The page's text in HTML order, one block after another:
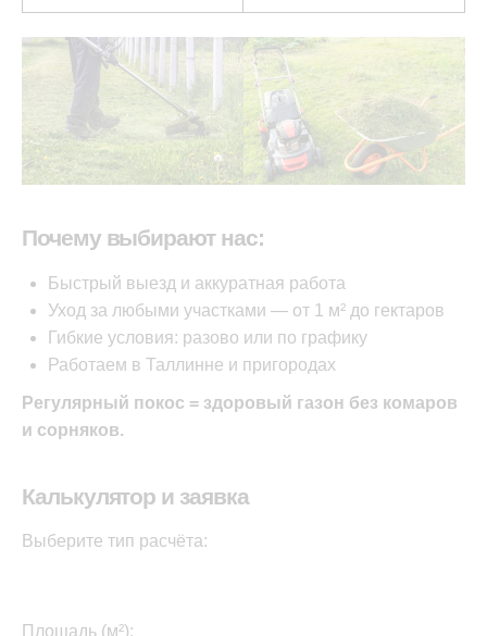
Почему выбирают нас:
Быстрый выезд и аккуратная работа
Уход за любыми участками — от 1 м² до гектаров
Гибкие условия: разово или по графику
Работаем в Таллинне и пригородах
Регулярный покос = здоровый газон без комаров
и сорняков.
Калькулятор и заявка
Выберите тип расчёта:
Площадь (м²):